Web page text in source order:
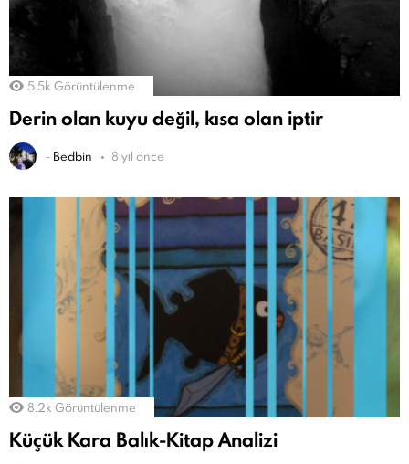
5.5k Görüntülenme
Derin olan kuyu değil, kısa olan iptir
- Bedbin 8 yıl önce
8.2k Görüntülenme
Küçük Kara Balık-Kitap Analizi